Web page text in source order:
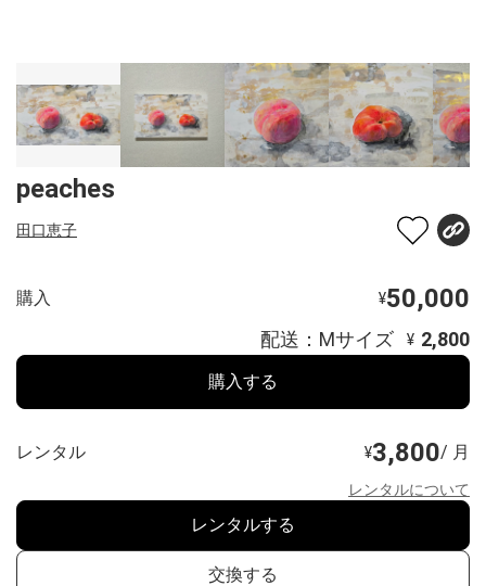
peaches
田口恵子
購入 ¥50,000
配送：Mサイズ ¥ 2,800
購入する
レンタル ¥3,800/ 月
レンタルについて
レンタルする
交換する